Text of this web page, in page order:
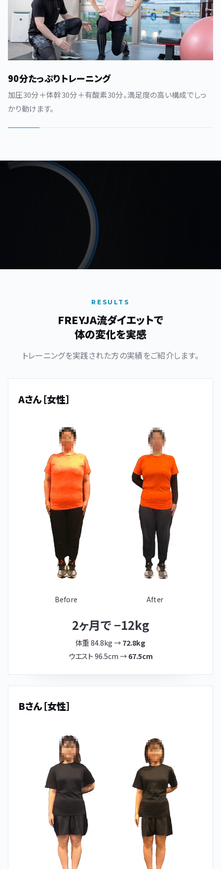
90分たっぷりトレーニング
加圧30分＋体幹30分＋有酸素30分。満足度の高い構成でしっ
かり動けます。
RESULTS
FREYJA流ダイエットで
体の変化を実感
トレーニングを実践された方の実績をご紹介します。
Aさん［女性］
Before After
2ヶ月で −12kg
体重 84.8kg →72.8kg
ウエスト 96.5cm →67.5cm
Bさん［女性］